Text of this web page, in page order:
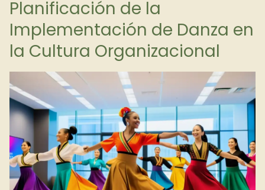
Planificación de la
Implementación de Danza en
la Cultura Organizacional